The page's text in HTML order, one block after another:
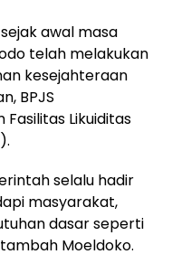
awal masa
telah melakukan
kesejahteraan
BPJS
Likuiditas
selalu hadir
masyarakat,
dasar seperti
Moeldoko.